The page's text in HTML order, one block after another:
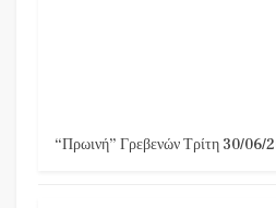
“Πρωινή” Γρεβενών Τρίτη 30/06/